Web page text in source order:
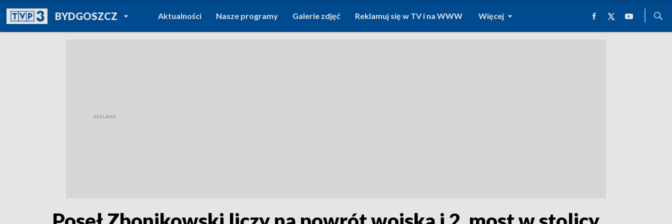
BYDGOSZCZPOWRÓT DO
TVP REGIONY
Aktualności Nasze programy Galerie zdjęć Reklamuj się w TV i na WWW Więcej